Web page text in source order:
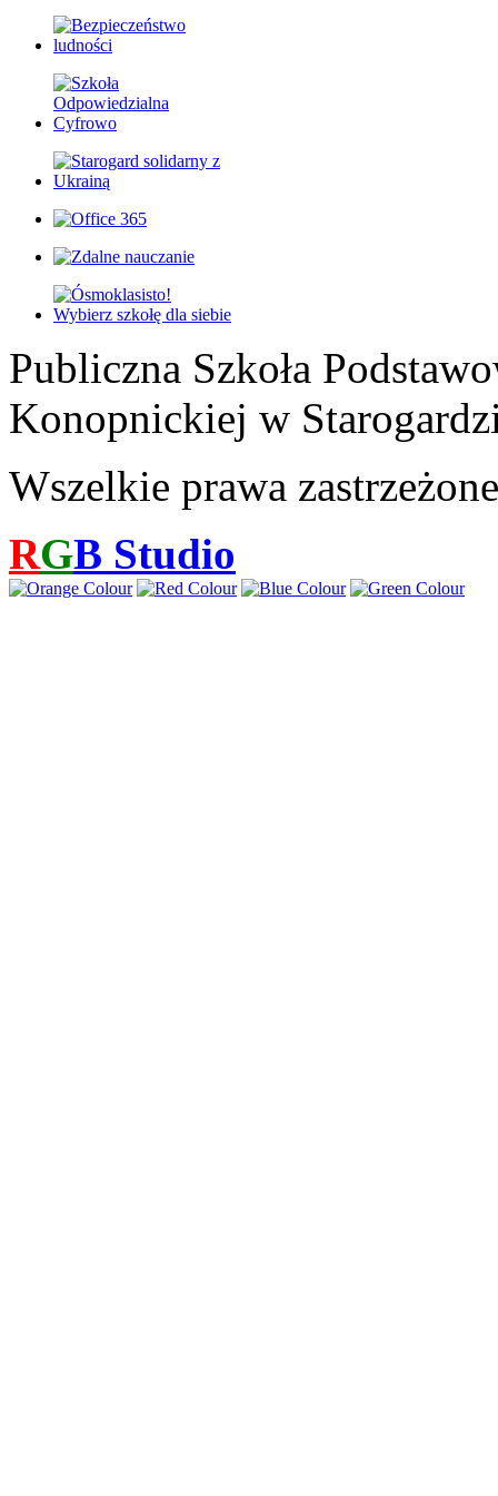
Publiczna Szkoła
Konopnickiej w
Wszelkie prawa zastrzeżone
RGB Studio